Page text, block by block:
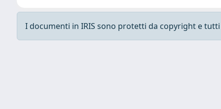
I documenti in IRIS sono protetti da copyright e